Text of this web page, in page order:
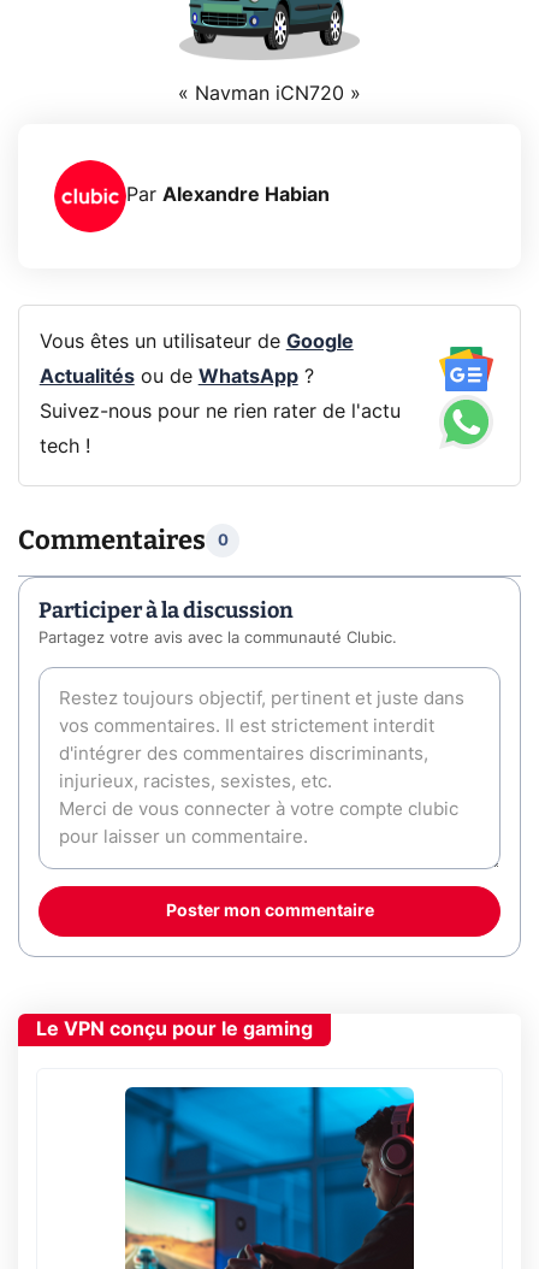
« Navman iCN720 »
Par Alexandre Habian
Vous êtes un utilisateur de Google
Actualitésou de WhatsApp?
Suivez-nous pour ne rien rater de l'actu
tech !
Commentaires 0
Participer à la discussion
Partagez votre avis avec la communauté Clubic.
Poster mon commentaire
Le VPN conçu pour le gaming